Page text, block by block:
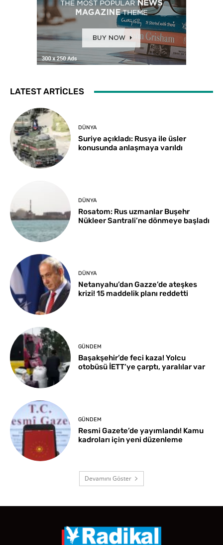
LATEST ARTICLES
DÜNYA
Suriye açıkladı: Rusya ile üsler
konusunda anlaşmaya varıldı
DÜNYA
Rosatom: Rus uzmanlar Buşehr
Nükleer Santrali’ne dönmeye başladı
DÜNYA
Netanyahu’dan Gazze’de ateşkes
krizi! 15 maddelik planı reddetti
GÜNDEM
Başakşehir’de feci kaza! Yolcu
otobüsü İETT’ye çarptı, yaralılar var
GÜNDEM
Resmi Gazete’de yayımlandı! Kamu
kadroları için yeni düzenleme
Devamını Göster